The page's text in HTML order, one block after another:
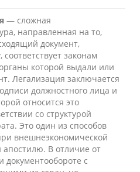
— сложная
направленная на то,
документ,
законам
которой выдали или
Легализация заключается
должностного лица и
относится это
со структурой
Это один из способов
внешнеэкономической
апостилю. В отличие от
документообороте с